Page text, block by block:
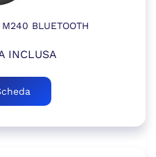
BLUETOOTH
INCLUSA